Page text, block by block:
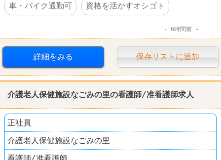
車・バイク通勤可 資格を活かすオシゴト
6時間前
詳細をみる 保存リストに追加
介護老人保健施設なごみの里の看護師/准看護師求人
正社員
介護老人保健施設なごみの里
看護師/准看護師